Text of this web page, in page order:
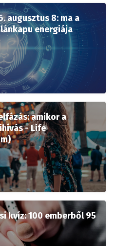
augusztus 8: ma a
energiája
amikor a
- Life
kvíz: 100 emberből 95